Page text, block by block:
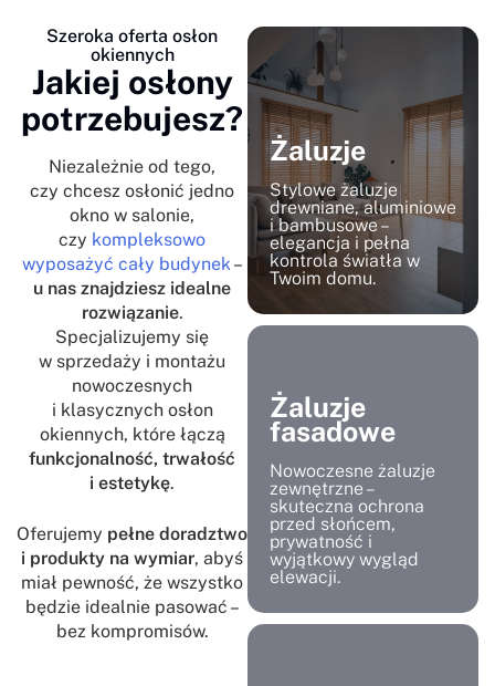
Szeroka oferta osłon
okiennych
Jakiej osłony
potrzebujesz?
Niezależnie od tego,
czy chcesz osłonić jedno
okno w salonie,
czy kompleksowo
wyposażyć cały budynek–
u nas znajdziesz idealne
rozwiązanie.
Specjalizujemy się
w sprzedaży i montażu
nowoczesnych
i klasycznych osłon
okiennych, które łączą
funkcjonalność, trwałość
i estetykę.
Oferujemy pełne doradztwo
i produkty na wymiar, abyś
miał pewność, że wszystko
będzie idealnie pasować –
bez kompromisów.
Żaluzje
Stylowe żaluzje
drewniane, aluminiowe
i bambusowe –
elegancja i pełna
kontrola światła w
Twoim domu.
Żaluzje
fasadowe
Nowoczesne żaluzje
zewnętrzne –
skuteczna ochrona
przed słońcem,
prywatność i
wyjątkowy wygląd
elewacji.